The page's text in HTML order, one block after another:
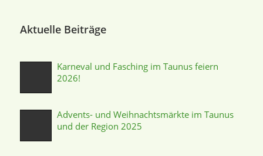
Aktuelle Beiträge
Karneval und Fasching im Taunus feiern
2026!
Advents- und Weihnachtsmärkte im Taunus
und der Region 2025